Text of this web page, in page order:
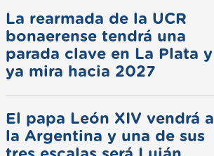
La rearmada de la UCR
bonaerense tendrá una
parada clave en La Plata y
ya mira hacia 2027
El papa León XIV vendrá a
la Argentina y una de sus